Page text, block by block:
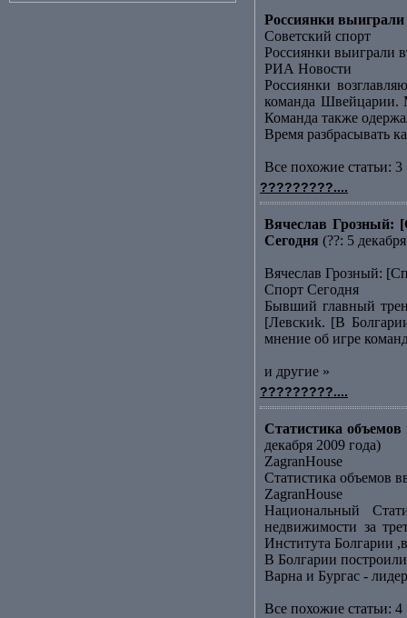
Россиянки
Советский спорт
Россиянки выиграли
РИА Новости
Россиянки
команда Швейцарии.
Команда также
Время разбрасывать
Все похожие статьи: 3
?????????....
Вячеслав Грозный:
Сегодня (??: 5
Вячеслав Грозный:
Спорт Сегодня
Бывший главный
[Левскиk. [В
мнение об игре
и другие »
?????????....
Статистика
декабря 2009 года)
ZagranHouse
Статистика объемов
ZagranHouse
Национальный
недвижимости за
Института Болгарии
В Болгарии
Варна и Бургас -
Все похожие статьи: 4